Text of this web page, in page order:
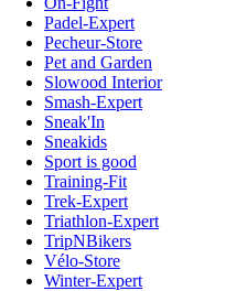
Padel-Expert
Pecheur-Store
Pet and Garden
Slowood Interior
Smash-Expert
Sneak'In
Sneakids
Sport is good
Training-Fit
Trek-Expert
Triathlon-Expert
TripNBikers
Vélo-Store
Winter-Expert